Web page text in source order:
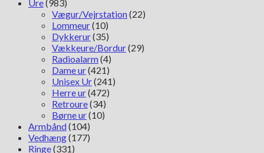
Ure(983)
Vægur/Vejrstation(22)
Lommeur(10)
Dykkerur(35)
Vækkeure/Bordur(29)
Radioalarm(4)
Dame ur(421)
Unisex Ur(241)
Herre ur(472)
Retroure(34)
Børne ur(10)
Armbånd(104)
Vedhæng(177)
Ringe(331)